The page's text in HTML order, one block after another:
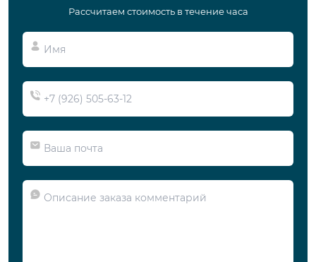
Рассчитаем стоимость в течение часа